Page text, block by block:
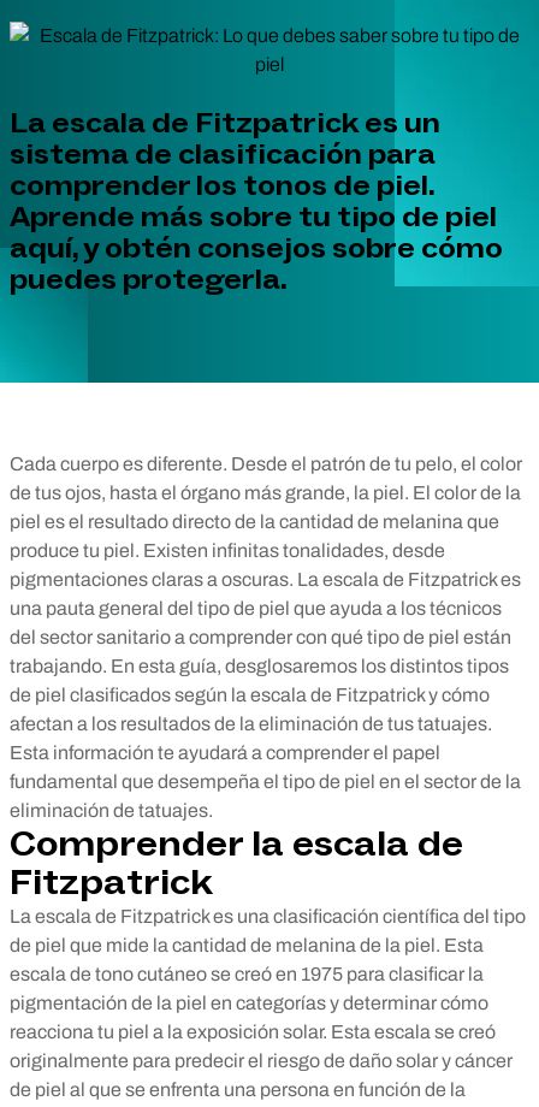
La escala de Fitzpatrick es un
sistema de clasificación para
comprender los tonos de piel.
Aprende más sobre tu tipo de piel
aquí, y obtén consejos sobre cómo
puedes protegerla.
Cada cuerpo es diferente. Desde el patrón de tu pelo, el color
de tus ojos, hasta el órgano más grande, la piel. El color de la
piel es el resultado directo de la cantidad de melanina que
produce tu piel. Existen infinitas tonalidades, desde
pigmentaciones claras a oscuras. La escala de Fitzpatrick es
una pauta general del tipo de piel que ayuda a los técnicos
del sector sanitario a comprender con qué tipo de piel están
trabajando. En esta guía, desglosaremos los distintos tipos
de piel clasificados según la escala de Fitzpatrick y cómo
afectan a los resultados de la eliminación de tus tatuajes.
Esta información te ayudará a comprender el papel
fundamental que desempeña el tipo de piel en el sector de la
eliminación de tatuajes.
Comprender la escala de
Fitzpatrick
La escala de Fitzpatrick es una clasificación científica del tipo
de piel que mide la cantidad de melanina de la piel. Esta
escala de tono cutáneo se creó en 1975 para clasificar la
pigmentación de la piel en categorías y determinar cómo
reacciona tu piel a la exposición solar. Esta escala se creó
originalmente para predecir el riesgo de daño solar y cáncer
de piel al que se enfrenta una persona en función de la